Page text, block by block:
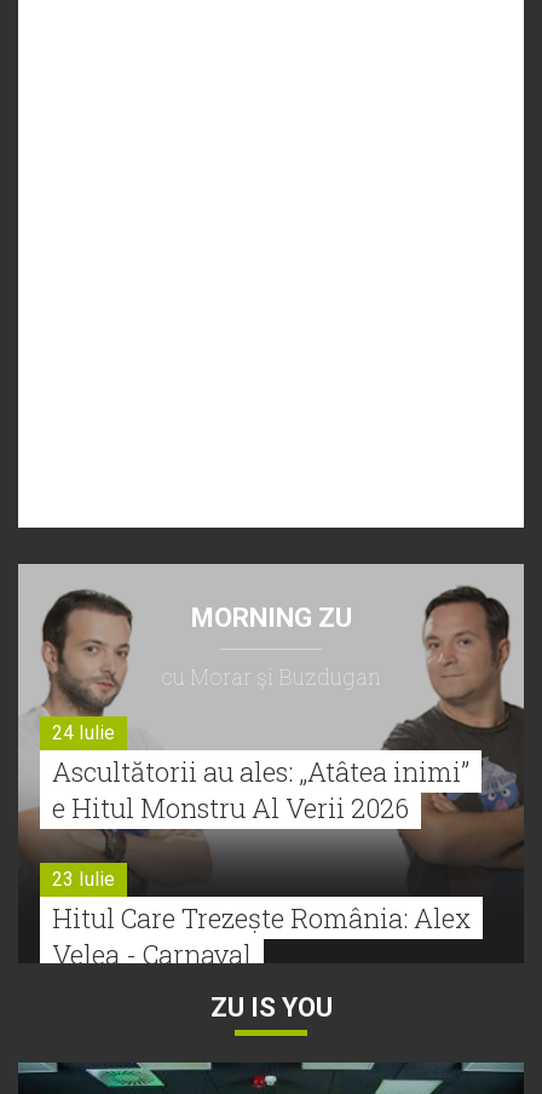
MORNING ZU
cu Morar şi Buzdugan
24 Iulie
Ascultătorii au ales: „Atâtea inimi”
e Hitul Monstru Al Verii 2026
23 Iulie
Hitul Care Trezește România: Alex
Velea - Carnaval
Bătălie strânsă la Hitul Monstru Al
ZU IS YOU